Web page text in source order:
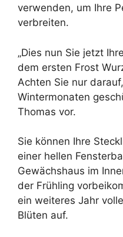
verwenden, um Ihre
verbreiten.
„Dies nun Sie jetzt
dem ersten Frost
Achten Sie nur
Wintermonaten
Thomas vor.
Sie können Ihre
einer hellen
Gewächshaus im
der Frühling
ein weiteres Jahr
Blüten auf.